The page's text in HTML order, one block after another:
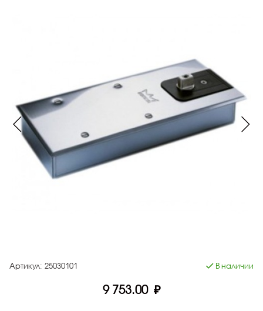
Артикул: 25030101 В наличии
9 753.00 ₽